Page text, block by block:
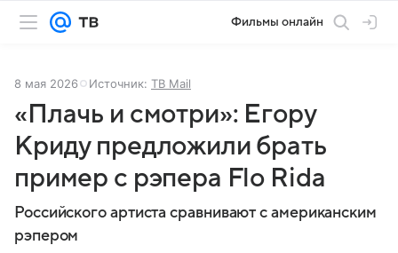
Фильмы онлайн
8 мая 2026 Источник: ТВ Mail
«Плачь и смотри»: Егору
Криду предложили брать
пример с рэпера Flo Rida
Российского артиста сравнивают с американским
рэпером